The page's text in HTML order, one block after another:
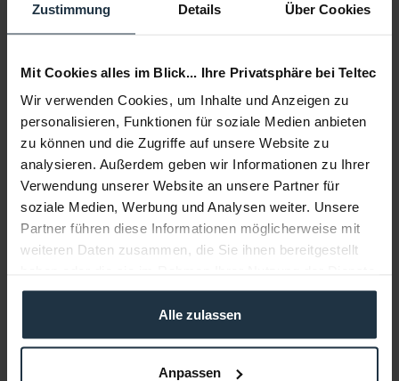
Zustimmung Details Über Cookies
Mit Cookies alles im Blick... Ihre Privatsphäre bei Teltec
Wir verwenden Cookies, um Inhalte und Anzeigen zu
personalisieren, Funktionen für soziale Medien anbieten
zu können und die Zugriffe auf unsere Website zu
analysieren. Außerdem geben wir Informationen zu Ihrer
Verwendung unserer Website an unsere Partner für
soziale Medien, Werbung und Analysen weiter. Unsere
Partner führen diese Informationen möglicherweise mit
weiteren Daten zusammen, die Sie ihnen bereitgestellt
gesammelt haben.
Alle zulassen
Anpassen
Media
Manufacturer & Product Safety Information
Folgende Infos zum Hersteller sind verfübar......more
More articles from +++ Swit +++ look at